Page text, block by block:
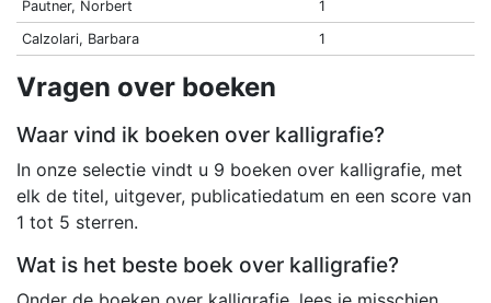
Pautner, Norbert
1
Calzolari, Barbara
1
Vragen over boeken
Waar vind ik boeken over kalligrafie?
In onze selectie vindt u 9 boeken over kalligrafie, met
elk de titel, uitgever, publicatiedatum en een score van
1 tot 5 sterren.
Wat is het beste boek over kalligrafie?